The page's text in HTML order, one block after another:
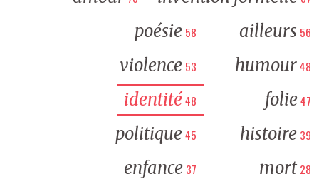
poésie 58 ailleurs 56
violence 53 humour48
identité48 folie47
politique45 histoire 39
enfance 37 mort 28